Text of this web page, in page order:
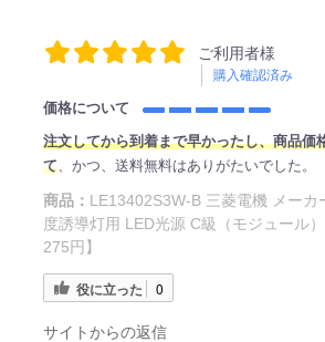
ご利用者様
購入確認済み
価格について
注文してから到着まで早かったし、商品価
て、かつ、送料無料はありがたいでした。
商品： LE13402S3W-B 三菱電機 メーカ
度誘導灯用 LED光源 C級（モジュール
275円】
役に立った 0
サイトからの返信